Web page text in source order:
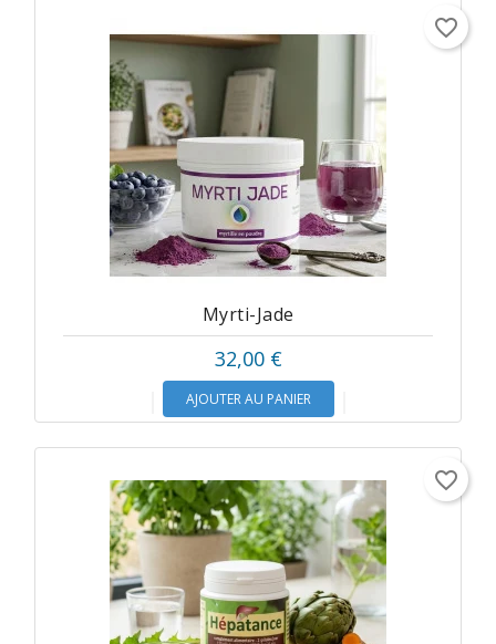
Myrti-Jade
32,00 €
AJOUTER AU PANIER
favorite_border
favorite_border